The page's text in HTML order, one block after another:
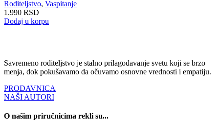
Roditeljstvo, Vaspitanje
1.990 RSD
Dodaj u korpu
Savremeno roditeljstvo je stalno prilagođavanje svetu koji se brzo
menja, dok pokušavamo da očuvamo osnovne vrednosti i empatiju.
PRODAVNICA
NAŠI AUTORI
O našim priručnicima rekli su...